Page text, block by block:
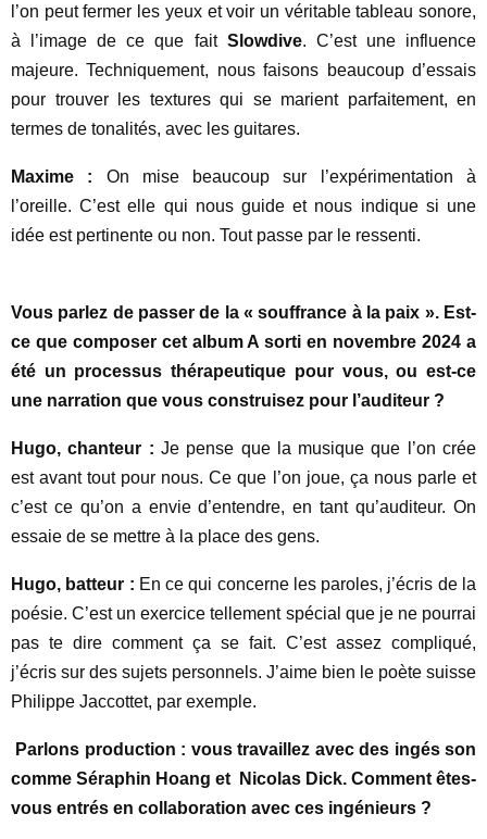
l’on peut fermer les yeux et voir un véritable tableau sonore,
à l’image de ce que fait Slowdive. C’est une influence
majeure. Techniquement, nous faisons beaucoup d’essais
pour trouver les textures qui se marient parfaitement, en
termes de tonalités, avec les guitares.
Maxime : On mise beaucoup sur l’expérimentation à
l’oreille. C’est elle qui nous guide et nous indique si une
idée est pertinente ou non. Tout passe par le ressenti.
Vous parlez de passer de la « souffrance à la paix ». Est-
ce que composer cet album A sorti en novembre 2024 a
été un processus thérapeutique pour vous, ou est-ce
une narration que vous construisez pour l’auditeur ?
Hugo, chanteur : Je pense que la musique que l’on crée
est avant tout pour nous. Ce que l’on joue, ça nous parle et
c’est ce qu’on a envie d’entendre, en tant qu’auditeur. On
essaie de se mettre à la place des gens.
Hugo, batteur : En ce qui concerne les paroles, j’écris de la
poésie. C’est un exercice tellement spécial que je ne pourrai
pas te dire comment ça se fait. C’est assez compliqué,
j’écris sur des sujets personnels. J’aime bien le poète suisse
Philippe Jaccottet, par exemple.
Parlons production : vous travaillez avec des ingés son
comme Séraphin Hoang et Nicolas Dick. Comment êtes-
vous entrés en collaboration avec ces ingénieurs ?